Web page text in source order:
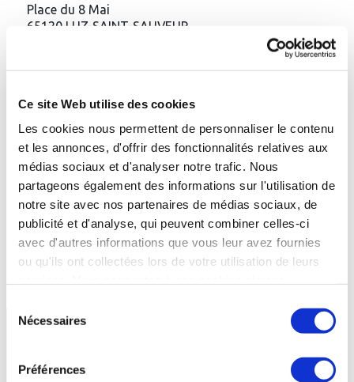
Ce site Web utilise des cookies
Les cookies nous permettent de personnaliser le contenu
et les annonces, d'offrir des fonctionnalités relatives aux
médias sociaux et d'analyser notre trafic. Nous
partageons également des informations sur l'utilisation de
notre site avec nos partenaires de médias sociaux, de
publicité et d'analyse, qui peuvent combiner celles-ci
avec d'autres informations que vous leur avez fournies
ou qu'ils ont collectées lors de votre utilisation de leurs
Nécessaires
Préférences
Place du 8 Mai
65120 LUZ-SAINT-SAUVEUR
Téléphone:05.62.92.30.30
Email :Contacter par e-mail
Gare à proximité :
gare TGV à Lourdes (30 km), navette SNCF
Etablissement thermal de la
station